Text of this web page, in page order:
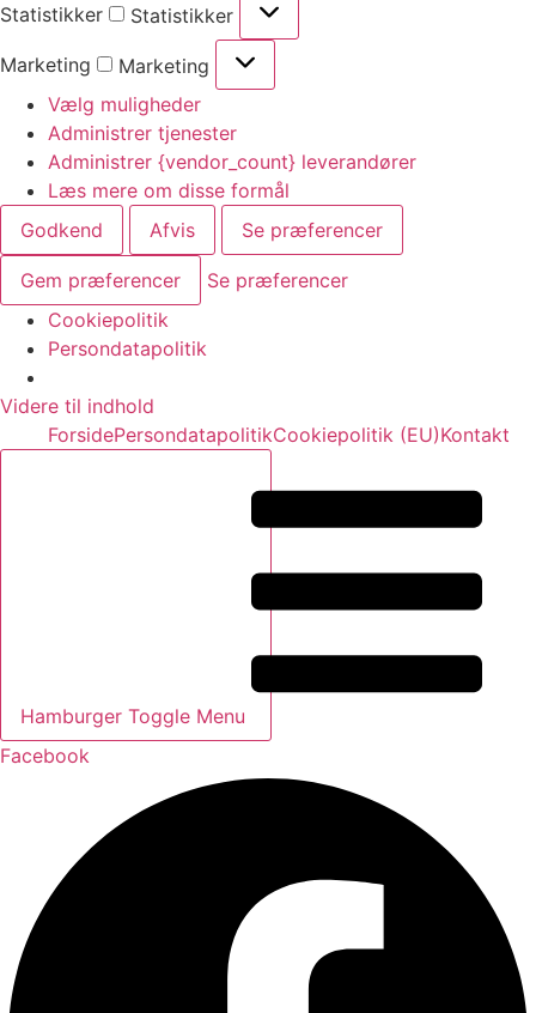
Statistikker Statistikker
Marketing
Marketing
Vælg muligheder
Administrer tjenester
Administrer {vendor_count} leverandører
Læs mere om disse formål
Godkend
Afvis Se præferencer
Gem præferencer
Se præferencer
Cookiepolitik
Persondatapolitik
Videre til indhold
ForsidePersondatapolitikCookiepolitik (EU)Kontakt
Hamburger Toggle Menu
Facebook